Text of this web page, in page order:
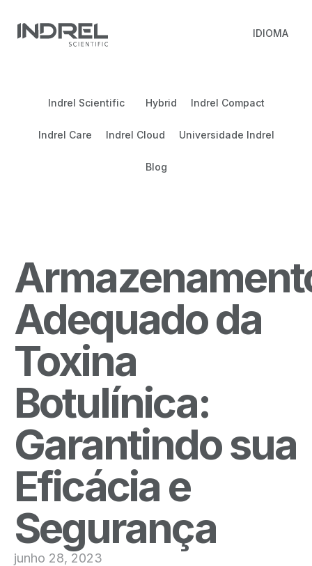
IDIOMA
Indrel Scientific Hybrid Indrel Compact
Indrel Care Indrel Cloud Universidade Indrel
Blog
Adequado da
Toxina
Botulínica:
Garantindo sua
Eficácia e
Segurança
junho 28, 2023